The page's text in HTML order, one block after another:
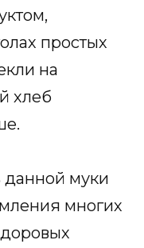
простых
на
хлеб
данной муки
многих